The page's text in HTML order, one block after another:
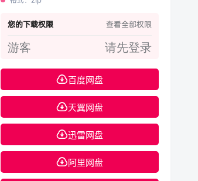
您的下载权限 查看全部权限
游客 请先登录
百度网盘
天翼网盘
迅雷网盘
阿里网盘